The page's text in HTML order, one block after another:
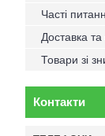
Часті
Доставка
Товари зі
Контакти